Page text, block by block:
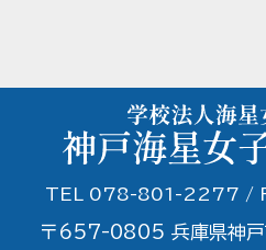
TEL 078-801-2277 /
〒657-0805 兵庫県神